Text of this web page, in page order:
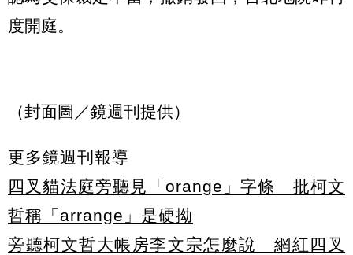
度開庭。
（封面圖／鏡週刊提供）
更多鏡週刊報導
四叉貓法庭旁聽見「orange」字條 批柯文
哲稱「arrange」是硬拗
旁聽柯文哲大帳房李文宗怎麼說 網紅四叉